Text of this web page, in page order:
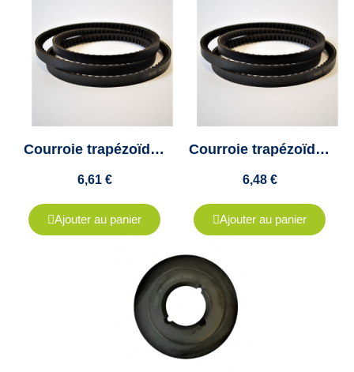
Courroie trapézoïdale XPZ862 – Veco MX – 10x8mm – Colmant Cuvelier
6,61 €
Ajouter au panier
Courroie trapézoïdale XPZ825 – Veco MX – 10x8mm – Colmant Cuvelier
6,48 €
Ajouter au panier